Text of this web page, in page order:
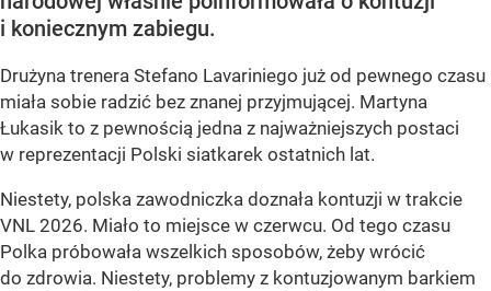
i koniecznym zabiegu.
Drużyna trenera Stefano Lavariniego już od pewnego czasu
miała sobie radzić bez znanej przyjmującej. Martyna
Łukasik to z pewnością jedna z najważniejszych postaci
w reprezentacji Polski siatkarek ostatnich lat.
Niestety, polska zawodniczka doznała kontuzji w trakcie
VNL 2026. Miało to miejsce w czerwcu. Od tego czasu
Polka próbowała wszelkich sposobów, żeby wrócić
do zdrowia. Niestety, problemy z kontuzjowanym barkiem